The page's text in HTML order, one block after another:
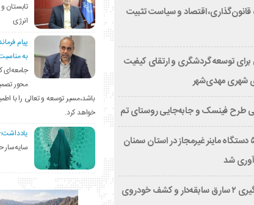
اقتصاد و سیاست تثبیت
توسعه گردشگری و ارتقای کیفیت
شهری مهدی‌شهر
طرح فینسک و جابه‌جایی روستای تم
۵۴۹۲ دستگاه ماینر غیرمجاز در استان سمنان
شد
دستگیری ۲ سارق سابقه‌دار و کشف خودروی
تابستان
انرژی
پیام
به
جامعه‌ای
محور
باشد،مسیر توسعه و تعالی را با
خواهد کرد.
یادداشت؛
سایه‌سار